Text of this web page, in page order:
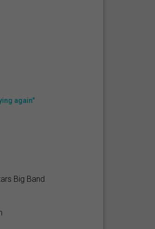
again"
Big Band